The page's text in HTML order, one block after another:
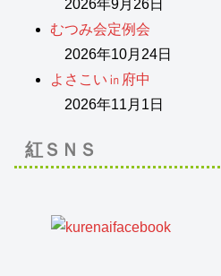
2026年9月26日
むつみ会定例会
2026年10月24日
よさこい㏌府中
2026年11月1日
紅ＳＮＳ